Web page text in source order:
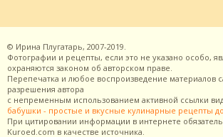
© Ирина Плугатарь, 2007-2019.
Фотографии и рецепты, если это не указано особо,
охраняются законом об авторском праве.
Перепечатка и любое воспроизведение материалов
разрешения автора
с непременным использованием активной ссылки
бабушки - простые и вкусные кулинарные рецепты
При цитировании информации в интернете
Kuroed.com в качестве источника.